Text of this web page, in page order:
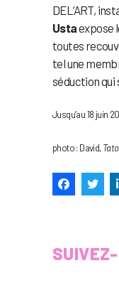
DEL’ART,
Ustaexpose
toutes
tel une
séduction qui
Jusqu’au 18 juin
photo : David,